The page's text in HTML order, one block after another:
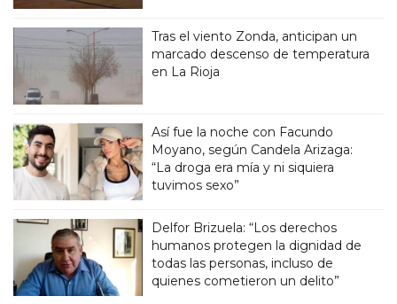
Tras el viento Zonda, anticipan un
marcado descenso de temperatura
en La Rioja
Así fue la noche con Facundo
Moyano, según Candela Arizaga:
“La droga era mía y ni siquiera
tuvimos sexo”
Delfor Brizuela: “Los derechos
humanos protegen la dignidad de
todas las personas, incluso de
quienes cometieron un delito”